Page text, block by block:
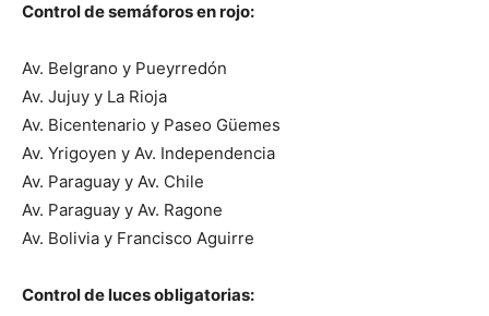
Control de semáforos en rojo:
Av. Belgrano y Pueyrredón
Av. Jujuy y La Rioja
Av. Bicentenario y Paseo Güemes
Av. Yrigoyen y Av. Independencia
Av. Paraguay y Av. Chile
Av. Paraguay y Av. Ragone
Av. Bolivia y Francisco Aguirre
Control de luces obligatorias: